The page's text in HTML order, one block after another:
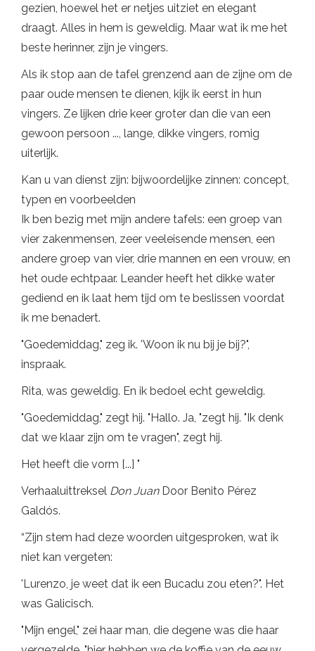
gezien, hoewel het er netjes uitziet en elegant
draagt. Alles in hem is geweldig. Maar wat ik me het
beste herinner, zijn je vingers.
Als ik stop aan de tafel grenzend aan de zijne om de
paar oude mensen te dienen, kijk ik eerst in hun
vingers. Ze lijken drie keer groter dan die van een
gewoon persoon ..., lange, dikke vingers, romig
uiterlijk.
Kan u van dienst zijn: bijwoordelijke zinnen: concept,
typen en voorbeelden
Ik ben bezig met mijn andere tafels: een groep van
vier zakenmensen, zeer veeleisende mensen, een
andere groep van vier, drie mannen en een vrouw, en
het oude echtpaar. Leander heeft het dikke water
gediend en ik laat hem tijd om te beslissen voordat
ik me benadert.
"Goedemiddag," zeg ik. 'Woon ik nu bij je bij?",
inspraak.
Rita, was geweldig. En ik bedoel echt geweldig.
"Goedemiddag," zegt hij. "Hallo. Ja, "zegt hij. "Ik denk
dat we klaar zijn om te vragen", zegt hij.
Het heeft die vorm [...] "
Verhaaluittreksel Don JuanDoor Benito Pérez
Galdós.
“Zijn stem had deze woorden uitgesproken, wat ik
niet kan vergeten:
'Lurenzo, je weet dat ik een Bucadu zou eten?". Het
was Galicisch.
"Mijn engel," zei haar man, die degene was die haar